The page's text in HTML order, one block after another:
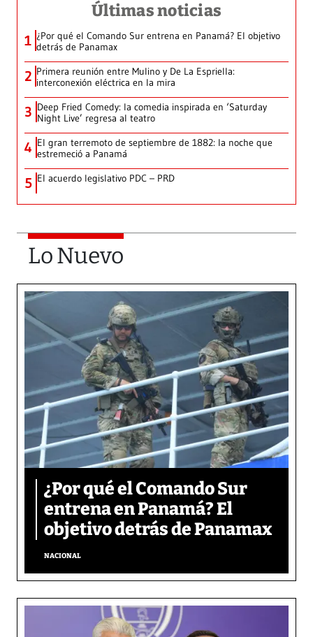
Últimas noticias
1 ¿Por qué el Comando Sur entrena en Panamá? El objetivo
detrás de Panamax
2 Primera reunión entre Mulino y De La Espriella:
interconexión eléctrica en la mira
3 Deep Fried Comedy: la comedia inspirada en ‘Saturday
Night Live’ regresa al teatro
4 El gran terremoto de septiembre de 1882: la noche que
estremeció a Panamá
5 El acuerdo legislativo PDC – PRD
Lo Nuevo
¿Por qué el Comando Sur
entrena en Panamá? El
objetivo detrás de Panamax
NACIONAL